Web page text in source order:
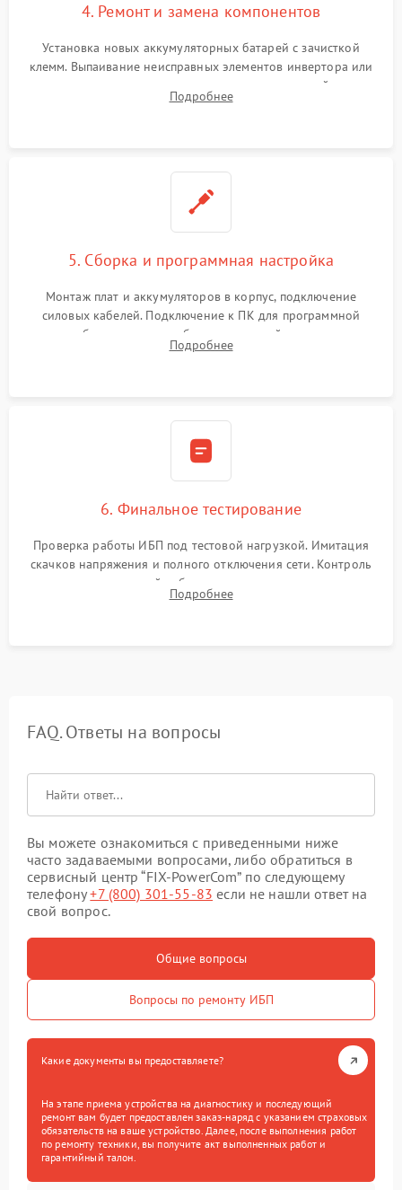
4. Ремонт и замена компонентов
Установка новых аккумуляторных батарей с зачисткой
клемм. Выпаивание неисправных элементов инвертора или
цепи зарядки и монтаж новых радиодеталей.
Восстановление поврежденных токоведущих дорожек и
Подробнее
5. Сборка и программная настройка
Монтаж плат и аккумуляторов в корпус, подключение
силовых кабелей. Подключение к ПК для программной
калибровки констант батареи, настройки порогов
срабатывания AVR и сброса счетчиков старения АКБ.
Подробнее
6. Финальное тестирование
Проверка работы ИБП под тестовой нагрузкой. Имитация
скачков напряжения и полного отключения сети. Контроль
времени автономной работы, температурного режима и
корректности формы выходного сигнала.
Подробнее
FAQ. Ответы на вопросы
Вы можете ознакомиться с приведенными ниже
часто задаваемыми вопросами, либо обратиться в
сервисный центр “FIX-PowerCom” по следующему
телефону+7 (800) 301-55-83 если не нашли ответ на
свой вопрос.
Общие вопросы
Вопросы по ремонту ИБП
Какие документы вы предоставляете?
На этапе приема устройства на диагностику и последующий
ремонт вам будет предоставлен заказ-наряд с указанием страховых
обязательств на ваше устройство. Далее, после выполнения работ
по ремонту техники, вы получите акт выполненных работ и
гарантийный талон.